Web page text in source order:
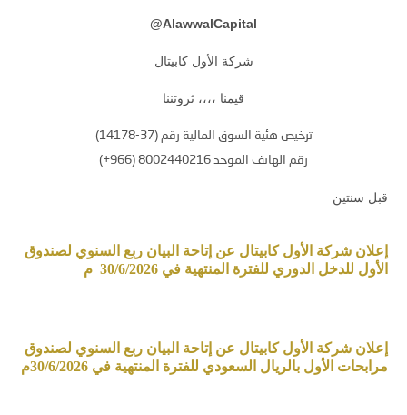
AlawwalCapital
@
شركة الأول كابيتال
قيمنا ،،،، ثروتننا
ترخيص هئية السوق المالية رقم (37-14178)
رقم الهاتف الموحد 8002440216 (966+)
قبل سنتين
إعلان شركة الأول كابيتال عن إتاحة البيان ربع السنوي لصندوق
الأول للدخل الدوري للفترة المنتهية في 30/6/2026 م
إعلان شركة الأول كابيتال عن إتاحة البيان ربع السنوي لصندوق
مرابحات الأول بالريال السعودي للفترة المنتهية في 30/6/2026م